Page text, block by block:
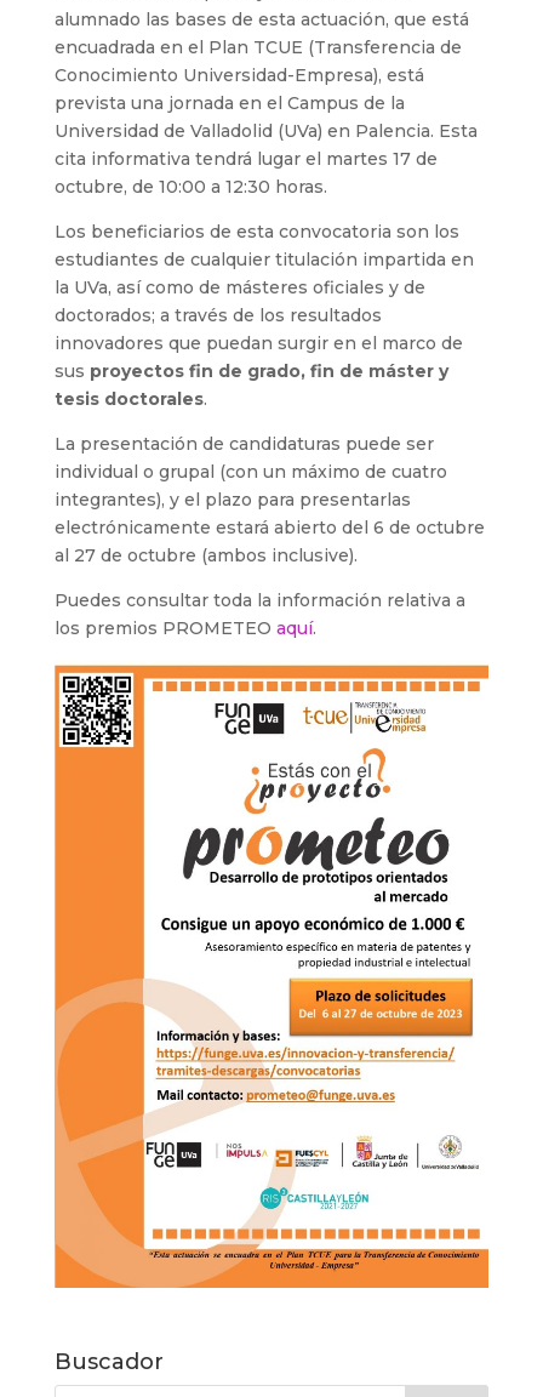
alumnado las bases de esta actuación, que está
encuadrada en el Plan TCUE (Transferencia de
Conocimiento Universidad-Empresa), está
prevista una jornada en el Campus de la
Universidad de Valladolid (UVa) en Palencia. Esta
cita informativa tendrá lugar el martes 17 de
octubre, de 10:00 a 12:30 horas.
Los beneficiarios de esta convocatoria son los
estudiantes de cualquier titulación impartida en
la UVa, así como de másteres oficiales y de
doctorados; a través de los resultados
innovadores que puedan surgir en el marco de
sus proyectos fin de grado, fin de máster y
tesis doctorales.
La presentación de candidaturas puede ser
individual o grupal (con un máximo de cuatro
integrantes), y el plazo para presentarlas
electrónicamente estará abierto del 6 de octubre
al 27 de octubre (ambos inclusive).
Puedes consultar toda la información relativa a
los premios PROMETEO aquí.
Buscador